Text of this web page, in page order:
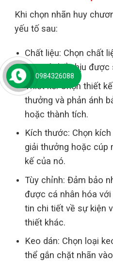
Khi chọn nhãn huy
yếu tố sau:
Chất liệu: Chọn chất
cao có thể chịu được
Thiết kế: Chọn thiết
thưởng và phản ánh
hoặc thành tích.
Kích thước: Chọn
giải thưởng hoặc cúp
kế của nó.
Tùy chỉnh: Đảm bảo
được cá nhân hóa
tin chi tiết về sự kiện
thiết khác.
Keo dán: Chọn loại
thể gắn chặt nhãn
0984326088